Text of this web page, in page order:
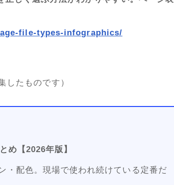
file-types-infographics/
たものです）
め【2026年版】
・配色。現場で使われ続けている定番だ